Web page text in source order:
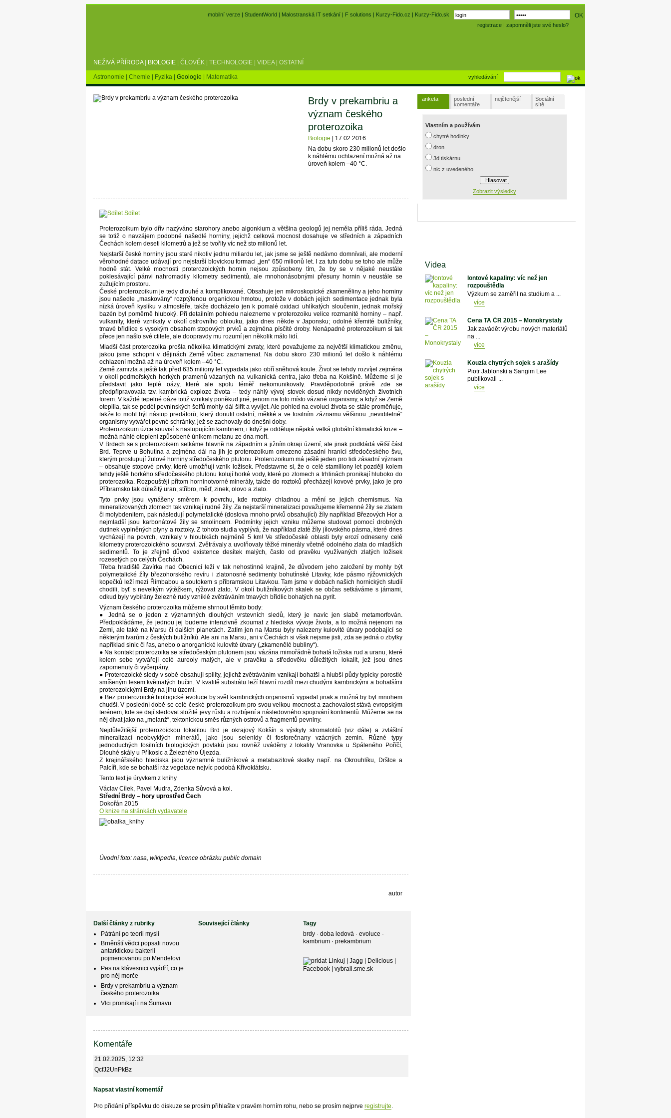
registrace | zapomněli jste své heslo?
mobilní verze |StudentWorld | Malostranská IT setkání | F solutions | Kurzy-Fido.cz | Kurzy-Fido.sk
NEŽIVÁ PŘÍRODA| BIOLOGIE | ČLOVĚK | TECHNOLOGIE | VIDEA| OSTATNÍ
Astronomie | Chemie | Fyzika | Geologie | Matematika vyhledávání
Brdy v prekambriu a
význam českého
proterozoika
Biologie
17.02.2016
Na dobu skoro 230 milionů let došlo
k náhlému ochlazení možná až na
úroveň kolem –40 °C.
Sdílet
Proterozoikum bylo dřív nazýváno starohory anebo algonkium a většina geologů jej neměla příliš ráda. Jedná
se totiž o navzájem podobné našedlé horniny, jejichž celková mocnost dosahuje ve středních a západních
Čechách kolem deseti kilometrů a jež se tvořily víc než sto milionů let.
Nejstarší české horniny jsou staré nikoliv jednu miliardu let, jak jsme se ještě nedávno domnívali, ale moderní
věrohodné datace udávají pro nejstarší blovickou formaci „jen“ 650 milionů let. I za tuto dobu se toho ale může
hodně stát. Velké mocnosti proterozoických hornin nejsou způsobeny tím, že by se v nějaké neustále
poklesávající pánvi nahromadily kilometry sedimentů, ale mnohonásobnými přesuny hornin v neustále se
zužujícím prostoru.
České proterozoikum je tedy dlouhé a komplikované. Obsahuje jen mikroskopické zkameněliny a jeho horniny
jsou našedle „maskovány“ rozptýlenou organickou hmotou, protože v dobách jejich sedimentace jednak byla
nízká úroveň kyslíku v atmosféře, takže docházelo jen k pomalé oxidaci uhlíkatých sloučenin, jednak mořský
bazén byl poměrně hluboký. Při detailním pohledu nalezneme v proterozoiku velice rozmanité horniny – např.
vulkanity, které vznikaly v okolí ostrovního oblouku, jako dnes někde v Japonsku; odolné křemité buližníky,
tmavé břidlice s vysokým obsahem stopových prvků a zejména písčité droby. Nenápadné proterozoikum si tak
přece jen našlo své ctitele, ale doopravdy mu rozumí jen několik málo lidí.
Mladší část proterozoika prošla několika klimatickými zvraty, které považujeme za největší klimatickou změnu,
jakou jsme schopni v dějinách Země vůbec zaznamenat. Na dobu skoro 230 milionů let došlo k náhlému
ochlazení možná až na úroveň kolem –40 °C.
Země zamrzla a ještě tak před 635 miliony let vypadala jako obří sněhová koule. Život se tehdy rozvíjel zejména
v okolí podmořských horkých pramenů vázaných na vulkanická centra, jako třeba na Kokšíně. Můžeme si je
představit jako teplé oázy, které ale spolu téměř nekomunikovaly. Pravděpodobně právě zde se
předpřipravovala tzv. kambrická exploze života – tedy náhlý vývoj stovek dosud nikdy neviděných životních
forem. V každé tepelné oáze totiž vznikaly poněkud jiné, jenom na toto místo vázané organismy, a když se Země
oteplila, tak se podél pevninských šelfů mohly dál šířit a vyvíjet. Ale pohled na evoluci života se stále proměňuje,
takže to mohl být nástup predátorů, který donutil ostatní, měkké a ve fosilním záznamu většinou „neviditelné“
organismy vytvářet pevné schránky, jež se zachovaly do dnešní doby.
Proterozoikum úzce souvisí s nastupujícím kambriem, i když je odděluje nějaká velká globální klimatická krize –
možná náhlé oteplení způsobené únikem metanu ze dna moří.
V Brdech se s proterozoikem setkáme hlavně na západním a jižním okraji území, ale jinak podkládá větší část
Brd. Teprve u Bohutína a zejména dál na jih je proterozoikum omezeno zásadní hranicí středočeského švu,
kterým prostupují žulové horniny středočeského plutonu. Proterozoikum má ještě jeden pro lidi zásadní význam
– obsahuje stopové prvky, které umožňují vznik ložisek. Představme si, že o celé stamiliony let později kolem
tehdy ještě horkého středočeského plutonu kolují horké vody, které po zlomech a trhlinách pronikají hluboko do
proterozoika. Rozpouštějí přitom horninotvorné minerály, takže do roztoků přecházejí kovové prvky, jako je pro
Příbramsko tak důležitý uran, stříbro, měď, zinek, olovo a zlato.
Tyto prvky jsou vynášeny směrem k povrchu, kde roztoky chladnou a mění se jejich chemismus. Na
mineralizovaných zlomech tak vznikají rudné žíly. Za nejstarší mineralizaci považujeme křemenné žíly se zlatem
či molybdenitem, pak následují polymetalické (doslova mnoho prvků obsahující) žíly například Březových Hor a
nejmladší jsou karbonátové žíly se smolincem. Podmínky jejich vzniku můžeme studovat pomocí drobných
dutinek vyplněných plyny a roztoky. Z tohoto studia vyplývá, že například zlaté žíly jílovského pásma, které dnes
vycházejí na povrch, vznikaly v hloubkách nejméně 5 km! Ve středočeské oblasti byly erozí odneseny celé
kilometry proterozoického souvrství. Zvětrávaly a uvolňovaly těžké minerály včetně odolného zlata do mladších
sedimentů. To je zřejmě důvod existence desítek malých, často od pravěku využívaných zlatých ložisek
rozesetých po celých Čechách.
Třeba hradiště Zavírka nad Obecnicí leží v tak nehostinné krajině, že důvodem jeho založení by mohly být
polymetalické žíly březohorského revíru i zlatonosné sedimenty bohutínské Litavky, kde pásmo rýžovnických
kopečků leží mezi Řimbabou a soutokem s příbramskou Litavkou. Tam jsme v dobách našich hornických studií
chodili, byť s nevelkým výtěžkem, rýžovat zlato. V okolí buližníkových skalek se občas setkáváme s jámami,
odkud byly vybírány železné rudy vzniklé zvětráváním tmavých břidlic bohatých na pyrit.
Význam českého proterozoika můžeme shrnout těmito body:
● Jedná se o jeden z významných dlouhých vrstevních sledů, který je navíc jen slabě metamorfován.
Předpokládáme, že jednou jej budeme intenzivně zkoumat z hlediska vývoje života, a to možná nejenom na
Zemi, ale také na Marsu či dalších planetách. Zatím jen na Marsu byly nalezeny kulovité útvary podobající se
některým tvarům z českých buližníků. Ale ani na Marsu, ani v Čechách si však nejsme jisti, zda se jedná o zbytky
například sinic či řas, anebo o anorganické kulovité útvary („zkamenělé bubliny“).
● Na kontakt proterozoika se středočeským plutonem jsou vázána mimořádně bohatá ložiska rud a uranu, které
kolem sebe vytvářejí celé aureoly malých, ale v pravěku a středověku důležitých lokalit, jež jsou dnes
zapomenuty či vyčerpány.
● Proterozoické sledy v sobě obsahují spility, jejichž zvětráváním vznikají bohatší a hlubší půdy typicky porostlé
smíšeným lesem květnatých bučin. V kvalitě substrátu leží hlavní rozdíl mezi chudými kambrickými a bohatšími
proterozoickými Brdy na jihu území.
● Bez proterozoické biologické evoluce by svět kambrických organismů vypadal jinak a možná by byl mnohem
chudší. V poslední době se celé české proterozoikum pro svou velkou mocnost a zachovalost stává evropským
terénem, kde se dají sledovat složité jevy růstu a rozbíjení a následovného spojování kontinentů. Můžeme se na
něj dívat jako na „melanž“, tektonickou směs různých ostrovů a fragmentů pevniny.
Nejdůležitější proterozoickou lokalitou Brd je okrajový Kokšín s výskyty stromatolitů (viz dále) a zvláštní
mineralizací neobvyklých minerálů, jako jsou selenidy či fosforečnany vzácných zemin. Různé typy
jednoduchých fosilních biologických povlaků jsou rovněž uváděny z lokality Vranovka u Spáleného Poříčí,
Dlouhé skály u Příkosic a Železného Újezda.
Z krajinářského hlediska jsou významné buližníkové a metabazitové skalky např. na Okrouhlíku, Drštce a
Palcíři, kde se bohatší ráz vegetace nejvíc podobá Křivoklátsku.
Tento text je úryvkem z knihy
Václav Cílek, Pavel Mudra, Zdenka Sůvová a kol.
Střední Brdy – hory uprostřed Čech
Dokořán 2015
O knize na stránkách vydavatele
Úvodní foto: nasa, wikipedia, licence obrázku public domain
autor
Další články z rubriky
Pátrání po teorii mysli
Brněnští vědci popsali novou
antarktickou bakterii
pojmenovanou po Mendelovi
Pes na klávesnici vyjádří, co je
pro něj morče
Brdy v prekambriu a význam
českého proterozoika
Vlci pronikají i na Šumavu
Související články
Tagy
brdy ·doba ledová ·evoluce ·
kambrium ·prekambrium
Linkuj | Jagg | Delicious|
Facebook |vybrali.sme.sk
Komentáře
21.02.2025, 12:32
QcfJ2UnPkBz
Napsat vlastní komentář
Pro přidání příspěvku do diskuze se prosím přihlašte v pravém horním rohu, nebo se prosím nejprve registrujte.
anketa
poslední
komentáře
nejčtenější
Sociální
sítě
Vlastním a používám
chytré hodinky
dron
3d tiskárnu
nic z uvedeného
Zobrazit výsledky
Videa
Iontové kapaliny: víc než jen
rozpouštědla
Výzkum se zaměřil na studium a ...
více
Cena TA ČR 2015 – Monokrystaly
Jak zavádět výrobu nových materiálů
na ...
více
Kouzla chytrých sojek s arašídy
Piotr Jablonski a Sangim Lee
publikovali ...
více